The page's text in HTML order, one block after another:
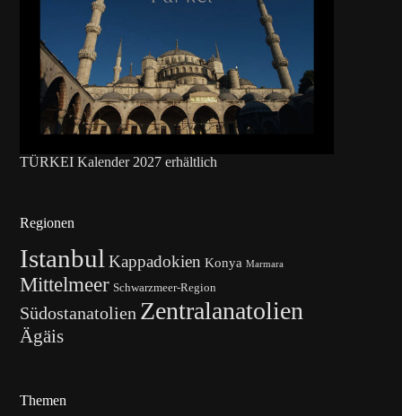
TÜRKEI Kalender 2027 erhältlich
Regionen
Istanbul Kappadokien Konya Marmara
Mittelmeer Schwarzmeer-Region
Südostanatolien Zentralanatolien
Ägäis
Themen